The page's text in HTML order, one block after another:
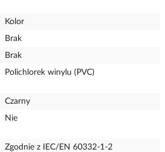
Kolor
Brak
Brak
Polichlorek winylu (PVC)
Czarny
Nie
Zgodnie z IEC/EN 60332-1-2